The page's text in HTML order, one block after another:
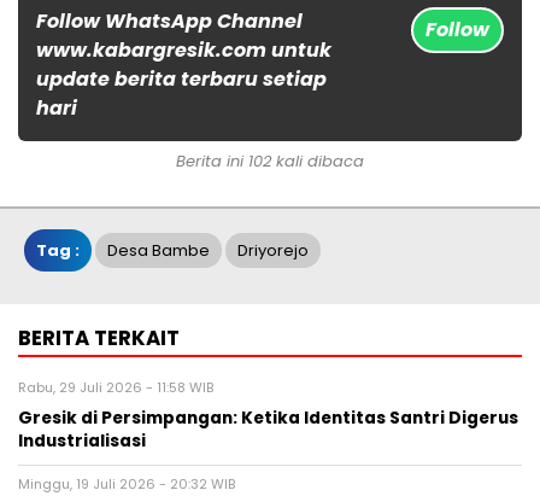
Follow WhatsApp Channel
www.kabargresik.com untuk
update berita terbaru setiap
hari
Follow
Berita ini 102 kali dibaca
Tag : Desa Bambe Driyorejo
BERITA TERKAIT
Rabu, 29 Juli 2026 - 11:58 WIB
Gresik di Persimpangan: Ketika Identitas Santri Digerus
Industrialisasi
Minggu, 19 Juli 2026 - 20:32 WIB